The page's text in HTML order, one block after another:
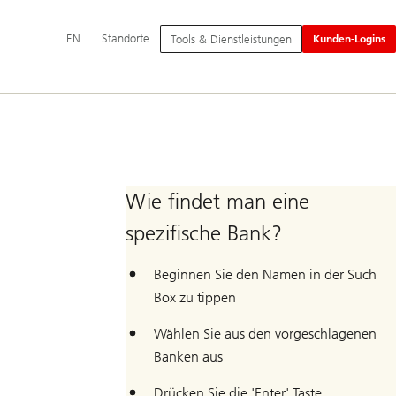
Hauptnavigation
Switch
English
EN Standorte Tools & Dienstleistungen Kunden-Logins
Wie findet man eine
spezifische Bank?
Beginnen Sie den Namen in der Such
Box zu tippen
Wählen Sie aus den vorgeschlagenen
Banken aus